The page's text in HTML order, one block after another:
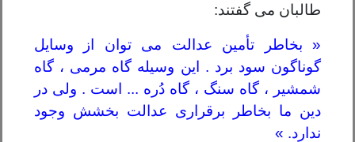
طالبان می گفتند:
« بخاطر تأمین عدالت می توان از وسایل
گوناگون سود برد . این وسیله گاه مرمی ، گاه
شمشیر ، گاه سنگ ، گاه دُره ... است . ولی در
دین ما بخاطر برقراری عدالت بخشش وجود
ندارد. »